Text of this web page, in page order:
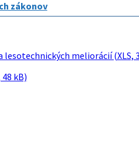
zákonov
lesotechnických meliorácií (XLS,
kB)